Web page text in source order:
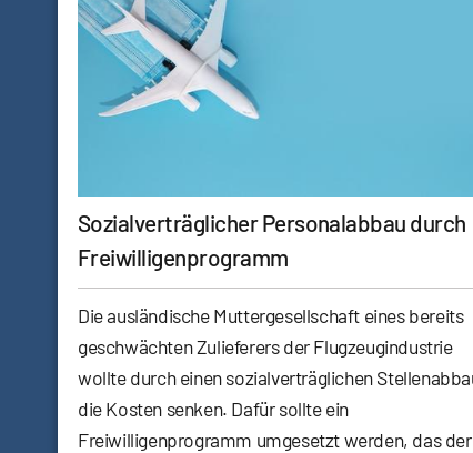
Sozialverträglicher Personalabbau durch
Freiwilligenprogramm
Die ausländische Muttergesellschaft eines bereits
geschwächten Zulieferers der Flugzeugindustrie
wollte durch einen sozialverträglichen
die Kosten senken. Dafür sollte ein
Freiwilligenprogramm umgesetzt werden, das der